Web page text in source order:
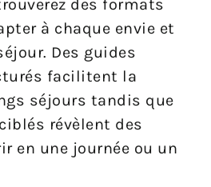
des formats
à chaque envie et
Des guides
facilitent la
séjours tandis que
révèlent des
en une journée ou un